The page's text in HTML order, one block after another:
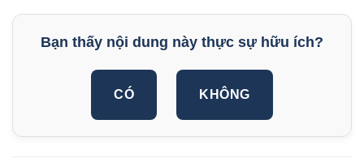
Bạn thấy nội dung này thực sự hữu ích?
CÓ KHÔNG